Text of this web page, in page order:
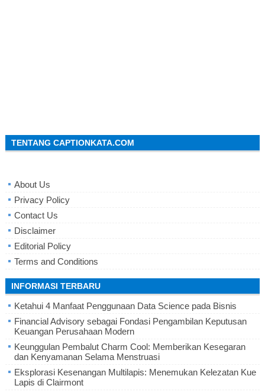
TENTANG CAPTIONKATA.COM
About Us
Privacy Policy
Contact Us
Disclaimer
Editorial Policy
Terms and Conditions
INFORMASI TERBARU
Ketahui 4 Manfaat Penggunaan Data Science pada Bisnis
Financial Advisory sebagai Fondasi Pengambilan Keputusan
Keuangan Perusahaan Modern
Keunggulan Pembalut Charm Cool: Memberikan Kesegaran
dan Kenyamanan Selama Menstruasi
Eksplorasi Kesenangan Multilapis: Menemukan Kelezatan Kue
Lapis di Clairmont